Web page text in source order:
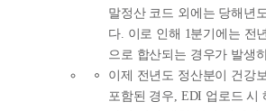
말정산 코드 외에는 당해년
다. 이로 인해 1분기에는 전
으로 합산되는 경우가 발생
이제 전년도 정산분이 건강
포함된 경우, EDI 업로드 시